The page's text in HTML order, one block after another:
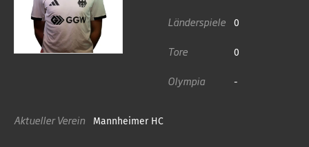
Länderspiele 0
Tore 0
Olympia -
Aktueller Verein Mannheimer HC